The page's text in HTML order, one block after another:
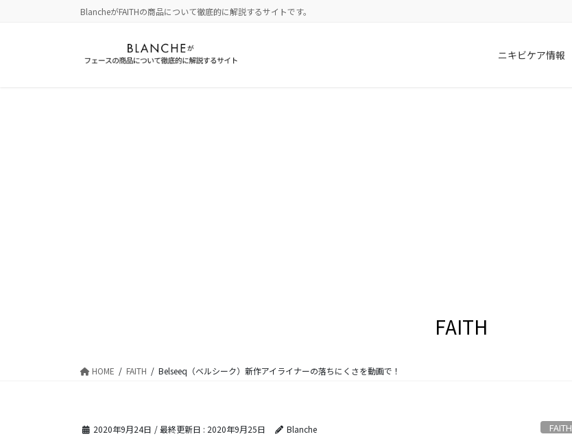
BlancheがFAITHの商品について徹底的に解説するサイトです。
ニキビケア情報
FAITH
HOME FAITH Belseeq（ベルシーク）新作アイライナーの落ちにくさを動画で！
2020年9月24日 / 最終更新日 : 2020年9月25日 Blanche FAITH